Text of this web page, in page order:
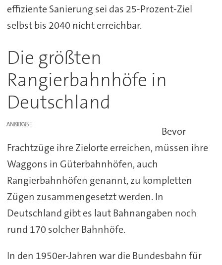
effiziente Sanierung sei das 25-Prozent-Ziel
selbst bis 2040 nicht erreichbar.
Die größten
Rangierbahnhöfe in
Deutschland
ANZEIGE
Bevor
Frachtzüge ihre Zielorte erreichen, müssen ihre
Waggons in Güterbahnhöfen, auch
Rangierbahnhöfen genannt, zu kompletten
Zügen zusammengesetzt werden. In
Deutschland gibt es laut Bahnangaben noch
rund 170 solcher Bahnhöfe.
In den 1950er-Jahren war die Bundesbahn für